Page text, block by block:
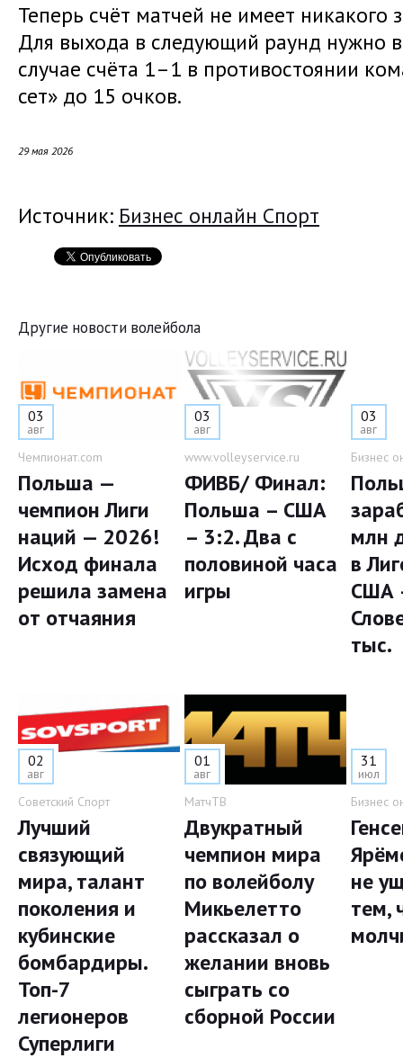
Теперь счёт матчей не имеет никакого
Для выхода в следующий раунд нужно
случае счёта 1–1 в противостоянии
сет» до 15 очков.
29 мая 2026
Источник: Бизнес онлайн Спорт
Другие новости волейбола
03
авг
Чемпионат.com
Польша —
чемпион Лиги
наций — 2026!
Исход финала
решила замена
от отчаяния
03
авг
www.volleyservice.ru
ФИВБ/ Финал:
Польша – США
– 3:2. Два с
половиной часа
игры
03
авг
Бизнес
млн
в
США
тыс.
02
авг
Советский Спорт
Лучший
связующий
мира, талант
поколения и
кубинские
бомбардиры.
Топ-7
легионеров
Суперлиги
01
авг
МатчТВ
Двукратный
чемпион мира
по волейболу
Микьелетто
рассказал о
желании вновь
сыграть со
сборной России
31
июл
Бизнес
не
тем,